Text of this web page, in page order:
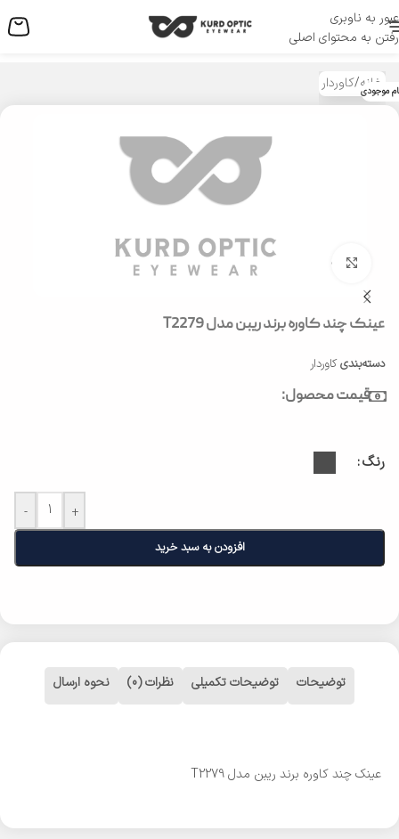
عبور به ناوبری
رفتن به محتوای اصلی
منو
خانه/کاوردار موجودی
بزرگنمایی تصویر
عینک چند کاوره برند ریبن مدل T2279
دسته‌بندی کاوردار
قیمت محصول:
رنگ
- +
افزودن به سبد خرید
توضیحات توضیحات تکمیلی نظرات (0) نحوه ارسال
عینک چند کاوره برند ریبن مدل T2279